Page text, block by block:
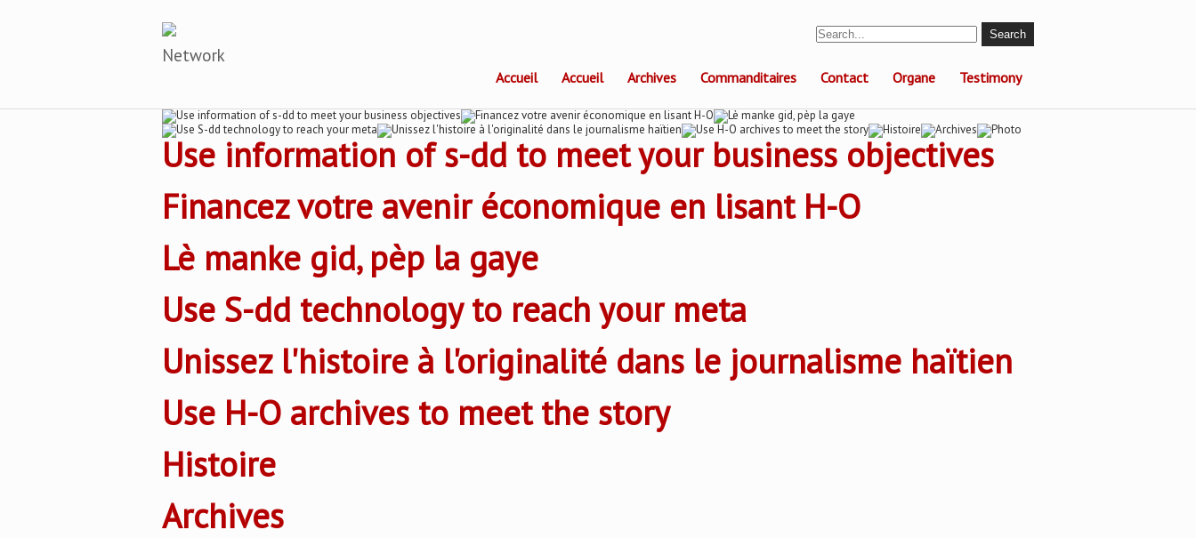
Network
Accueil Accueil Archives Commanditaires Contact Organe Testimony
Use information of s-dd to meet your business objectives
Financez votre avenir économique en lisant H-O
Lè manke gid, pèp la gaye
Use S-dd technology to reach your meta
Unissez l'histoire à l'originalité dans le journalisme haïtien
Use H-O archives to meet the story
Histoire
Archives